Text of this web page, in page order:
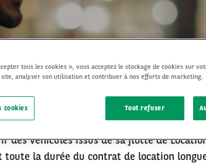
UNE SOURCE
des véhicules issus de sa flotte de
la durée du contrat de location
tous les cookies », vous acceptez le stockage de cookies sur
analyser son utilisation et contribuer à nos efforts de marketing.
cookies Tout refuser